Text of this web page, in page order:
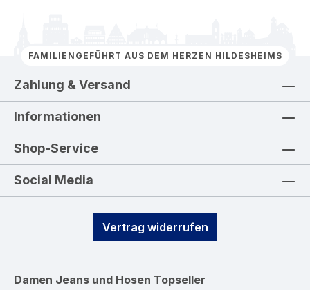
FAMILIENGEFÜHRT AUS DEM HERZEN HILDESHEIMS
Zahlung & Versand
Informationen
Shop-Service
Social Media
Vertrag widerrufen
Damen Jeans und Hosen Topseller